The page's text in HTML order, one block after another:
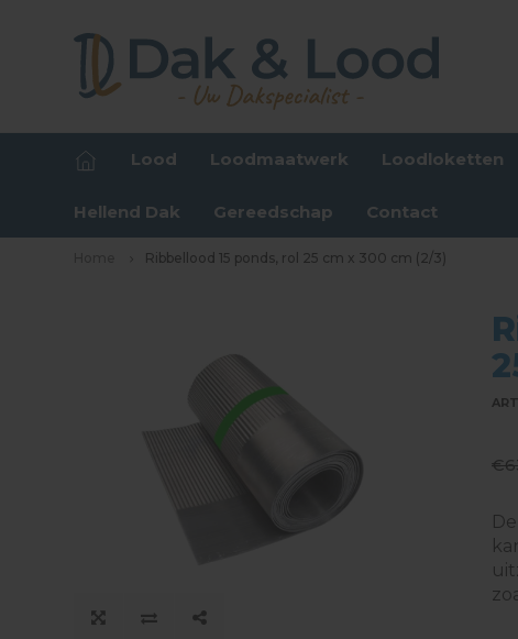
Lood Loodmaatwerk Loodloketten
Hellend Dak Gereedschap Contact
Ribbellood 15 ponds, rol 25 cm x 300 cm (2/3)